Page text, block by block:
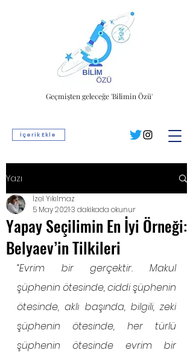
İçerik Ekle
Geçmişten geleceğe 'Bilimin Özü'
Yazı
Yapay Seçilimin En İyi Örneği:
Belyaev’in Tilkileri
İzel Yıkılmaz
5 May 20213 dakikada okunur
“Evrim bir gerçektir. Makul
şüphenin ötesinde, ciddi şüphenin
ötesinde, aklı başında, bilgili, zeki
şüphenin ötesinde, her türlü
şüphenin ötesinde evrim bir